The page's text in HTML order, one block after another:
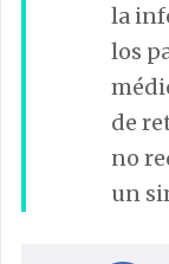
la
los
de
no
un